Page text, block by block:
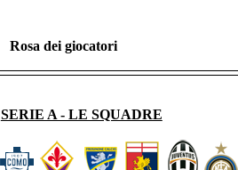
Rosa dei giocatori
SERIE A - LE SQUADRE